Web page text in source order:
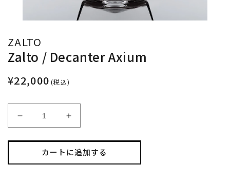
ZALTO
Zalto / Decanter Axium
¥22,000 (税込)
/
Decanter
Axium
の
Zalto
/
Decanter
Axium
の
カートに追加する